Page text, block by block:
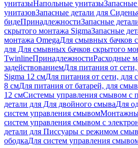
унитазыНапольные унитазы
унитазовЗапасные детали для
бидеПринадлежностиЗапасные
скрытого монтажа SigmaЗапасные
монтажа OmegaДля смывных бачков
для Для смывных бачков скрытого
TwinlineПринадлежностиРасходные
задействованиемДля питания от
Sigma 12 смДля питания от сети, для
8 смДля питания от батарей, для
12 смСистемы управления смывом с
детали для Для двойного смываДля
систем управления смывом
систем управления смывом с
детали для Писсуары с режимом
ободкаДля систем управления